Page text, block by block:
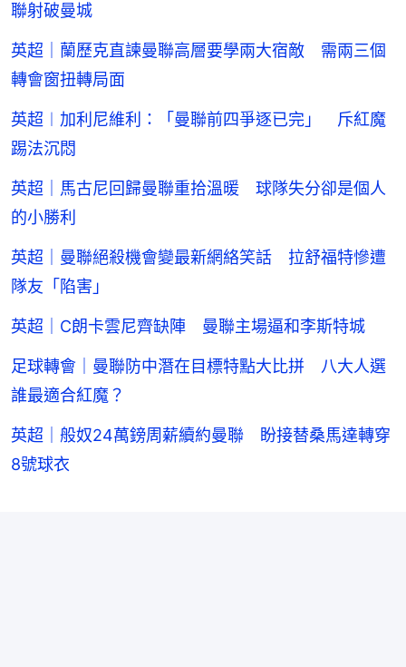
聯射破曼城
英超｜蘭歷克直諫曼聯高層要學兩大宿敵 需兩三個
轉會窗扭轉局面
英超︱加利尼維利：「曼聯前四爭逐已完」 斥紅魔
踢法沉悶
英超｜馬古尼回歸曼聯重拾溫暖 球隊失分卻是個人
的小勝利
英超｜曼聯絕殺機會變最新網絡笑話 拉舒福特慘遭
隊友「陷害」
英超｜C朗卡雲尼齊缺陣 曼聯主場逼和李斯特城
足球轉會｜曼聯防中潛在目標特點大比拼 八大人選
誰最適合紅魔？
英超｜般奴24萬鎊周薪續約曼聯 盼接替桑馬達轉穿
8號球衣